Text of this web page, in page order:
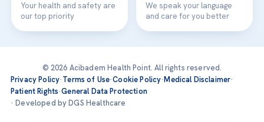
Your health and safety are
our top priority
We speak your language
and care for you better
© 2026 Acibadem Health Point. All rights reserved.
Privacy Policy·Terms of Use·Cookie Policy·Medical Disclaimer·
Patient Rights·General Data Protection
· Developed by DGS Healthcare